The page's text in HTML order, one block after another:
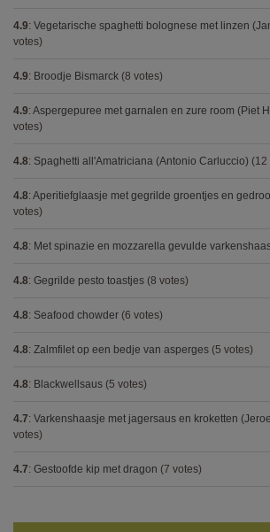
4.9: Vegetarische spaghetti bolognese met linzen
votes)
4.9: Broodje Bismarck (8 votes)
4.9: Aspergepuree met garnalen en zure room (Piet
votes)
4.8: Spaghetti all'Amatriciana (Antonio Carluccio) (12
4.8: Aperitiefglaasje met gegrilde groentjes en
votes)
4.8: Met spinazie en mozzarella gevulde
4.8: Gegrilde pesto toastjes (8 votes)
4.8: Seafood chowder (6 votes)
4.8: Zalmfilet op een bedje van asperges (5 votes)
4.8: Blackwellsaus (5 votes)
4.7: Varkenshaasje met jagersaus en kroketten
votes)
4.7: Gestoofde kip met dragon (7 votes)